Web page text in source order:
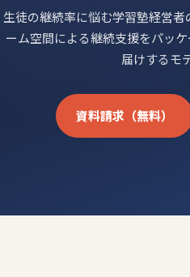
生徒の継続率に悩む学習塾経営
ーム空間による継続支援をパッ
届けするモ
資料請求（無料）